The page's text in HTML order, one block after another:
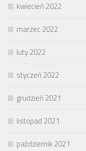
kwiecień 2022
marzec 2022
luty 2022
styczeń 2022
grudzień 2021
listopad 2021
październik 2021